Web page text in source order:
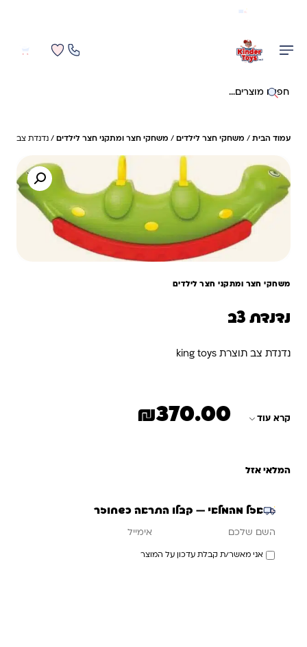
חיפוש באתר
עמוד הבית / משחקי חצר לילדים / משחקי חצר ומתקני חצר לילדים / נדנדת צב
משחקי חצר ומתקני חצר לילדים
נדנדת צב
נדנדת צב תוצרת king toys
קרא עוד ₪370.00
המלאי אזל
אזל מהמלאי — קבלו התראה כשחוזר
אני מאשר/ת קבלת עדכון על המוצר